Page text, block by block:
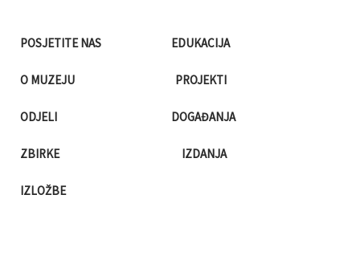
POSJETITE NAS
O MUZEJU
ODJELI
ZBIRKE
IZLOŽBE
EDUKACIJA
PROJEKTI
DOGAĐANJA
IZDANJA